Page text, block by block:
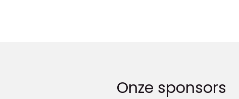
Onze sponsors